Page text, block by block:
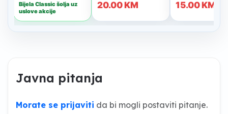
Javna pitanja
Morate se prijaviti da bi mogli postaviti pitanje.